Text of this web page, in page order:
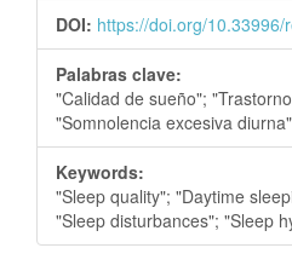
DOI: https://doi.org/
Palabras clave:
"Calidad de sueño";
"Somnolencia excesiva
Keywords:
"Sleep quality"; "Daytime
"Sleep disturbances"; "Sleep